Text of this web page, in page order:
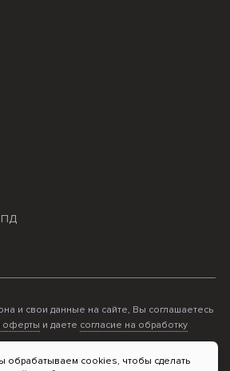
обрабатываем cookies, чтобы сделать
ПД
и свои данные на сайте, Вы соглашаетесь
оферты и даете согласие на обработку
- 316470400068995;